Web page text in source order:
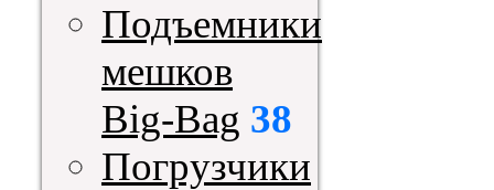
Подъемники
мешков
Big-Bag 38
Погрузчики